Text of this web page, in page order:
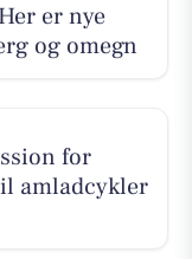
er nye
og omegn
for
amladcykler